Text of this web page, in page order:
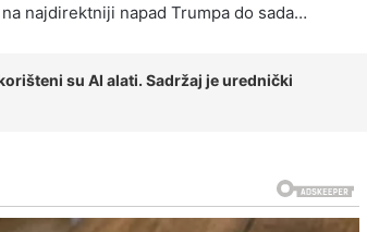
najdirektniji napad Trumpa do sada…
su AI alati. Sadržaj je urednički